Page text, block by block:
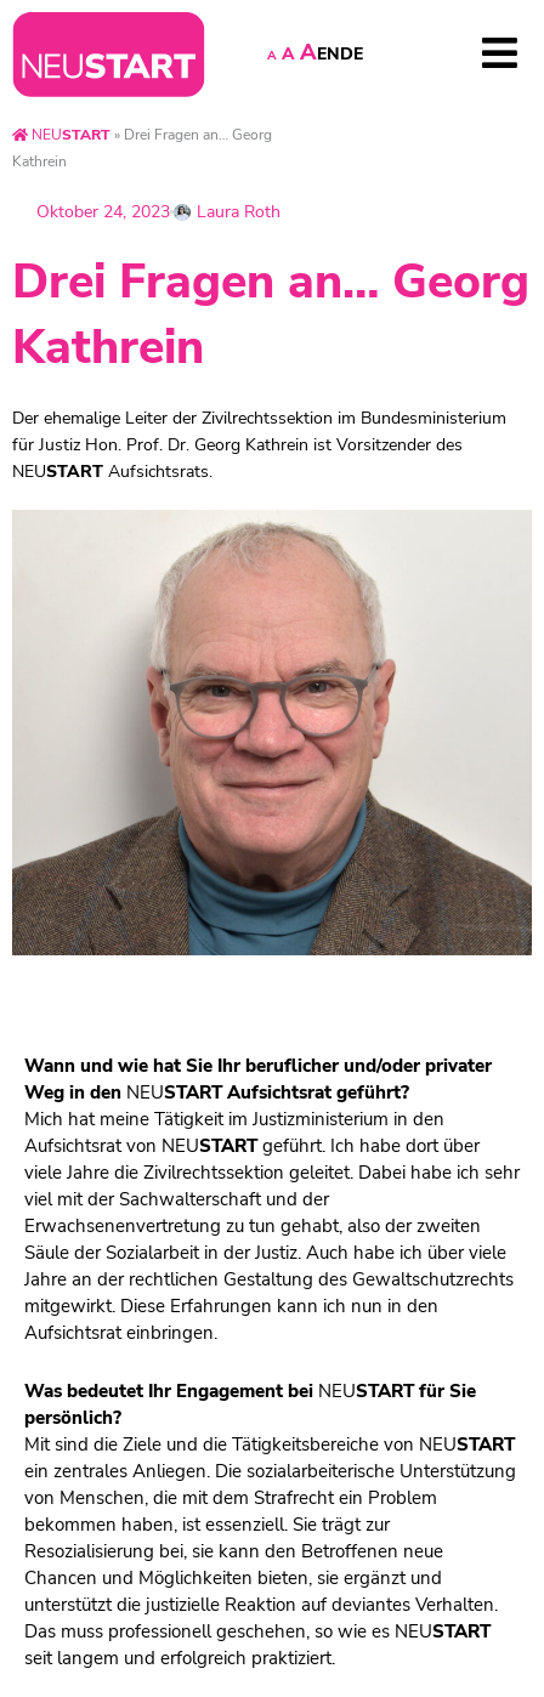
A A AENDE
NEUSTART» Drei Fragen an… Georg
Kathrein
Oktober 24, 2023 Laura Roth
Drei Fragen an… Georg
Kathrein
Der ehemalige Leiter der Zivilrechtssektion im Bundesministerium
für Justiz Hon. Prof. Dr. Georg Kathrein ist Vorsitzender des
NEUSTART Aufsichtsrats.
Wann und wie hat Sie Ihr beruflicher und/oder privater
Weg in den NEUSTARTAufsichtsrat geführt?
Mich hat meine Tätigkeit im Justizministerium in den
Aufsichtsrat von NEUSTARTgeführt. Ich habe dort über
viele Jahre die Zivilrechtssektion geleitet. Dabei habe ich sehr
viel mit der Sachwalterschaft und der
Erwachsenenvertretung zu tun gehabt, also der zweiten
Säule der Sozialarbeit in der Justiz. Auch habe ich über viele
Jahre an der rechtlichen Gestaltung des Gewaltschutzrechts
mitgewirkt. Diese Erfahrungen kann ich nun in den
Aufsichtsrat einbringen.
Was bedeutet Ihr Engagement bei NEUSTARTfür Sie
persönlich?
Mit sind die Ziele und die Tätigkeitsbereiche von NEUSTART
ein zentrales Anliegen. Die sozialarbeiterische Unterstützung
von Menschen, die mit dem Strafrecht ein Problem
bekommen haben, ist essenziell. Sie trägt zur
Resozialisierung bei, sie kann den Betroffenen neue
Chancen und Möglichkeiten bieten, sie ergänzt und
unterstützt die justizielle Reaktion auf deviantes Verhalten.
Das muss professionell geschehen, so wie es NEUSTART
seit langem und erfolgreich praktiziert.